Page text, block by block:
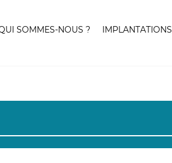
SOMMES-NOUS ? IMPLANTATIONS